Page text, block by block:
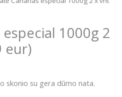
1000g 2
eur)
skonio su gera dūmo nata.